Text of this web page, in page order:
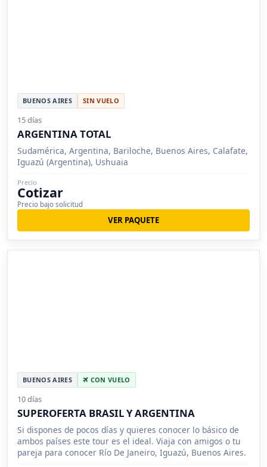
BUENOS AIRES SIN VUELO
15 días
ARGENTINA TOTAL
Sudamérica, Argentina, Bariloche, Buenos Aires, Calafate,
Iguazú (Argentina), Ushuaia
Precio
Cotizar
Precio bajo solicitud
VER PAQUETE
BUENOS AIRES CON VUELO
10 días
SUPEROFERTA BRASIL Y ARGENTINA
Si dispones de pocos días y quieres conocer lo básico de
ambos países este tour es el ideal. Viaja con amigos o tu
pareja para conocer Río De Janeiro, Iguazú, Buenos Aires.